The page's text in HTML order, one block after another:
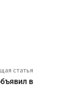
статья
в